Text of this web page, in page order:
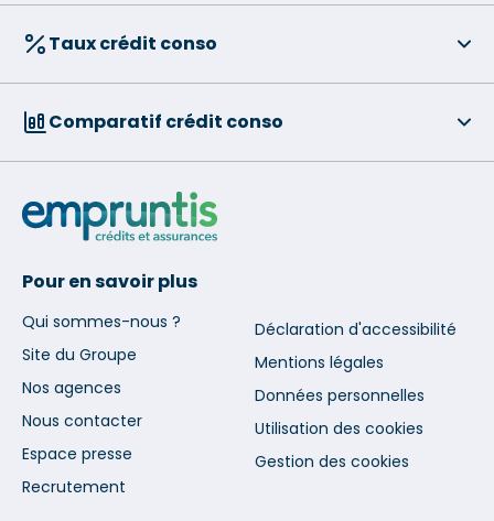
Taux crédit conso
Comparatif crédit conso
Pour en savoir plus
Qui sommes-nous ?
Site du Groupe
Nos agences
Nous contacter
Espace presse
Recrutement
Déclaration d'accessibilité
Mentions légales
Données personnelles
Utilisation des cookies
Gestion des cookies